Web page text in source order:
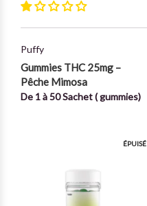
Puffy
Gummies THC 25mg –
Pêche Mimosa
De 1 à 50 Sachet ( gummies)
ÉPUISÉ